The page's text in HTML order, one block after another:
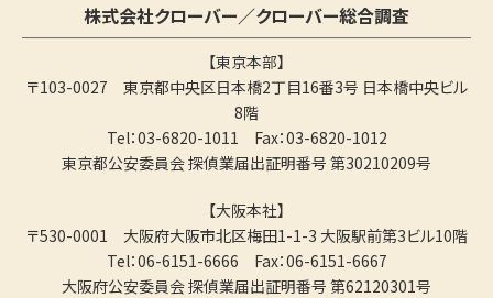
株式会社クローバー／クローバー総合調査
【東京本部】
〒103-0027 東京都中央区日本橋2丁目16番3号 日本橋中央ビル
8階
Tel：03-6820-1011 Fax：03-6820-1012
東京都公安委員会 探偵業届出証明番号 第30210209号
【大阪本社】
〒530-0001 大阪府大阪市北区梅田1-1-3 大阪駅前第3ビル10階
Tel：06-6151-6666 Fax：06-6151-6667
大阪府公安委員会 探偵業届出証明番号 第62120301号